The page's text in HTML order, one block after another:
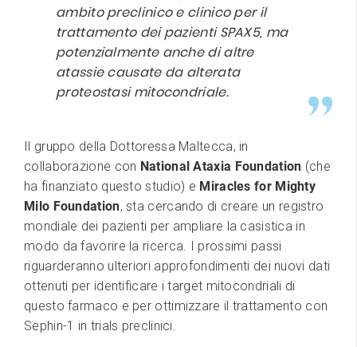
ambito preclinico e clinico per il
trattamento dei pazienti SPAX5, ma
potenzialmente anche di altre
atassie causate da alterata
proteostasi mitocondriale.
Il gruppo della Dottoressa Maltecca, in
collaborazione con National Ataxia Foundation (che
ha finanziato questo studio) e Miracles for Mighty
Milo Foundation, sta cercando di creare un registro
mondiale dei pazienti per ampliare la casistica in
modo da favorire la ricerca. I prossimi passi
riguarderanno ulteriori approfondimenti dei nuovi dati
ottenuti per identificare i target mitocondriali di
questo farmaco e per ottimizzare il trattamento con
Sephin-1 in trials preclinici.